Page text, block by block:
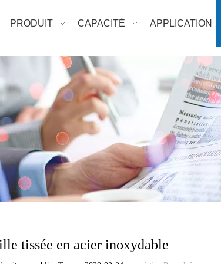
PRODUIT CAPACITÉ APPLICATION
tissée en acier inoxydable